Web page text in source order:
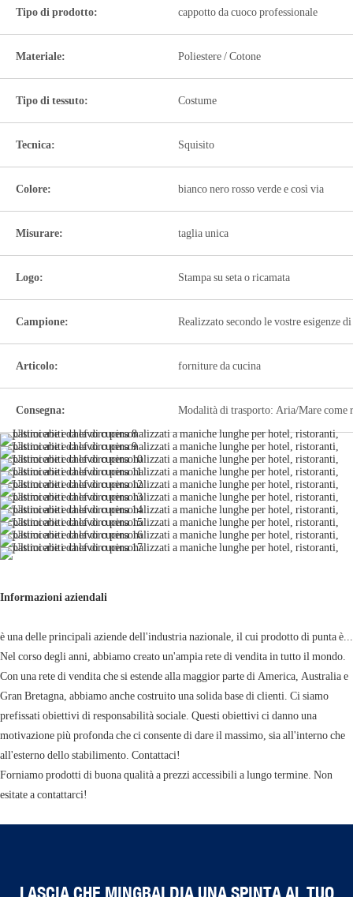
Tipo di prodotto: cappotto da cuoco professionale
Materiale: Poliestere / Cotone
Tipo di tessuto: Costume
Tecnica: Squisito
Colore: bianco nero rosso verde e così via
Misurare: taglia unica
Logo: Stampa su seta o ricamata
Campione: Realizzato secondo le vostre esigenze
Articolo: forniture da cucina
Consegna: Modalità di trasporto: Aria/Mare come
Informazioni aziendali
è una delle principali aziende dell'industria nazionale, il cui prodotto di punta è...
Nel corso degli anni, abbiamo creato un'ampia rete di vendita in tutto il mondo.
Con una rete di vendita che si estende alla maggior parte di America, Australia e
Gran Bretagna, abbiamo anche costruito una solida base di clienti. Ci siamo
prefissati obiettivi di responsabilità sociale. Questi obiettivi ci danno una
motivazione più profonda che ci consente di dare il massimo, sia all'interno che
all'esterno dello stabilimento. Contattaci!
Forniamo prodotti di buona qualità a prezzi accessibili a lungo termine. Non
esitate a contattarci!
LASCIA CHE MINGBAI DIA UNA SPINTA AL TUO